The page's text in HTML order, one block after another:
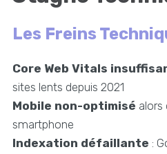
Les Freins
Core Web Vitals
sites lents depuis 2021
Mobile non-optimisé alors
smartphone
Indexation défaillante :